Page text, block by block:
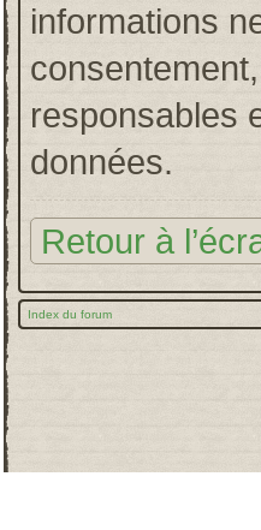
informations
responsables
données.
Retour à
Index du forum